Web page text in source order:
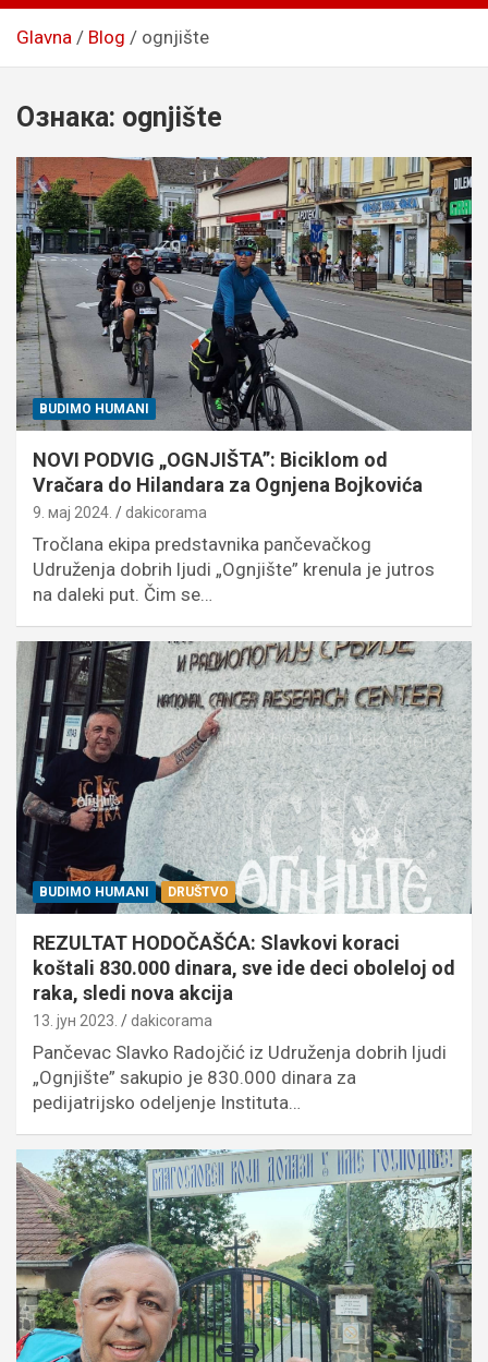
Glavna Blog ognjište
Ознака: ognjište
BUDIMO HUMANI
NOVI PODVIG „OGNJIŠTA”: Biciklom od
Vračara do Hilandara za Ognjena Bojkovića
9. мај 2024. dakicorama
Tročlana ekipa predstavnika pančevačkog
Udruženja dobrih ljudi „Ognjište” krenula je jutros
na daleki put. Čim se…
BUDIMO HUMANI DRUŠTVO
REZULTAT HODOČAŠĆA: Slavkovi koraci
koštali 830.000 dinara, sve ide deci oboleloj od
raka, sledi nova akcija
13. јун 2023. dakicorama
Pančevac Slavko Radojčić iz Udruženja dobrih ljudi
„Ognjište” sakupio je 830.000 dinara za
pedijatrijsko odeljenje Instituta…